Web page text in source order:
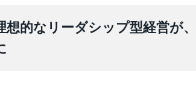
想的なリーダシップ型経営が